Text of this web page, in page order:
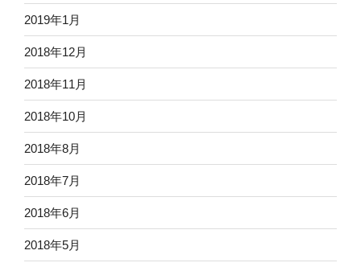
2019年1月
2018年12月
2018年11月
2018年10月
2018年8月
2018年7月
2018年6月
2018年5月